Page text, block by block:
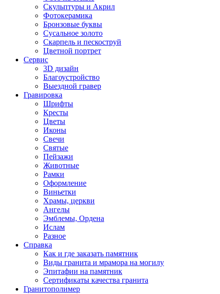
Скульптуры и Акрил
Фотокерамика
Бронзовые буквы
Сусальное золото
Скарпель и пескоструй
Цветной портрет
Сервис
3D дизайн
Благоустройство
Выездной гравер
Гравировка
Шрифты
Кресты
Цветы
Иконы
Свечи
Святые
Пейзажи
Животные
Рамки
Оформление
Виньетки
Храмы, церкви
Ангелы
Эмблемы, Ордена
Ислам
Разное
Справка
Как и где заказать памятник
Виды гранита и мрамора на могилу
Эпитафии на памятник
Сертификаты качества гранита
Гранитополимер